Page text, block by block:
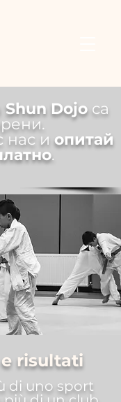
Shun Dojoса
нас и опитай
.
risultati
di uno sport